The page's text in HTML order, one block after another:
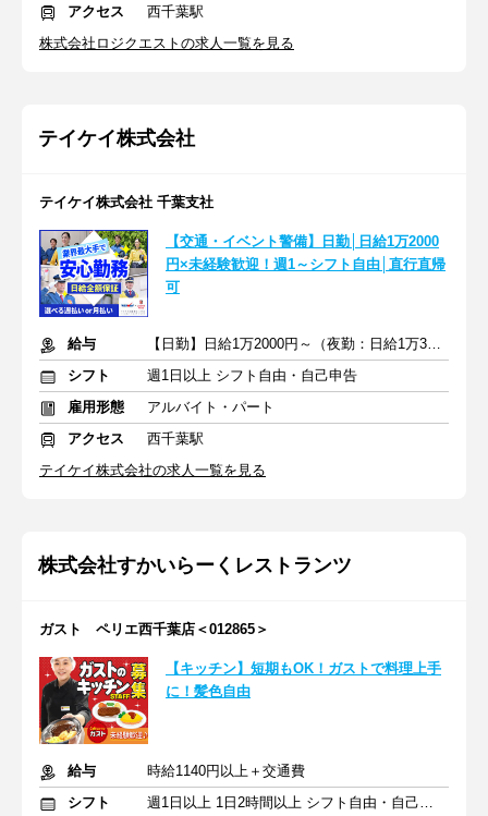
アクセス
西千葉駅
株式会社ロジクエストの求人一覧を見る
テイケイ株式会社
テイケイ株式会社 千葉支社
【交通・イベント警備】日勤│日給1万2000
円×未経験歓迎！週1～シフト自由│直行直帰
可
給与
【日勤】日給1万2000円～（夜勤：日給1万3500円～）
シフト
週1日以上 シフト自由・自己申告
雇用形態
アルバイト・パート
アクセス
西千葉駅
テイケイ株式会社の求人一覧を見る
株式会社すかいらーくレストランツ
ガスト ペリエ西千葉店＜012865＞
【キッチン】短期もOK！ガストで料理上手
に！髪色自由
給与
時給1140円以上＋交通費
シフト
週1日以上 1日2時間以上 シフト自由・自己申告